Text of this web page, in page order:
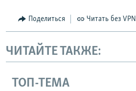
Поделиться Читать без VPN
ЧИТАЙТЕ ТАКЖЕ:
ТОП-ТЕМА